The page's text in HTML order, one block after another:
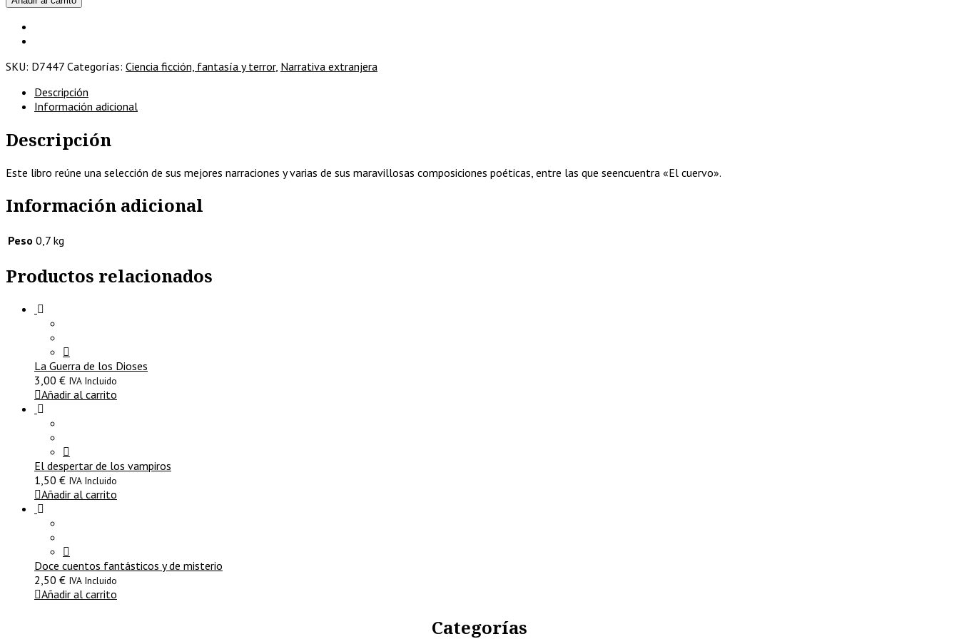
cantidad
SKU: D7447 Categorías: Ciencia ficción, fantasía y terror, Narrativa extranjera
Descripción
Información adicional
Descripción
Este libro reúne una selección de sus mejores narraciones y varias de sus maravillosas composiciones poéticas, entre las que seencuentra «El cuervo».
Información adicional
Peso 0,7 kg
Productos relacionados
La Guerra de los Dioses
3,00 € IVA Incluido
Añadir al carrito
El despertar de los vampiros
1,50 € IVA Incluido
Añadir al carrito
Doce cuentos fantásticos y de misterio
2,50 € IVA Incluido
Añadir al carrito
Categorías